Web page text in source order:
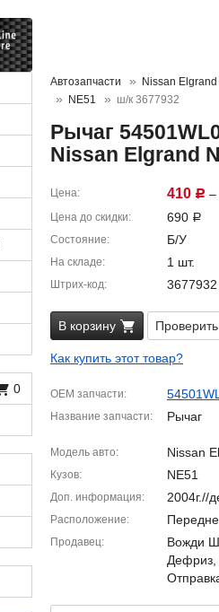
Автозапчасти
Nissan Elgrand
NE51
ш/к 3677932
Рычаг
Nissan Elgrand
Цена 410 Р –
Цена до скидки 690 Р
Состояние Б/У
На складе 1 шт.
Штрих-код 3677932
В корзину
Как купить этот товар?
OEM запчасти
Название запчасти Рычаг
Модель авто Nissan
Кузов NE51
Доп. информация 2004г.//
Расположение
Продавец
Вожди
Дефриз,
0